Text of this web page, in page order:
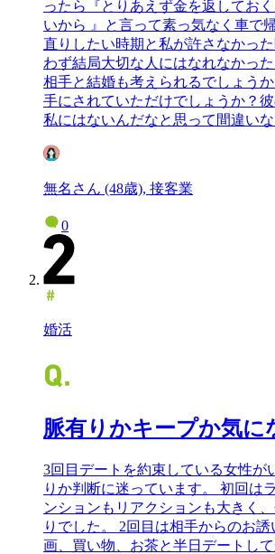
ったら『とりあえず金を返してお
いから 』と言って素っ気なく車で
直りしたい時期と私が許さなかっ
わず結局大切な人にはなれなかっ
相手と結婚も考えられるでしょう
手にされていただけでしょうか？彼
私にはないんだなと思って間違い
無名さん (48歳), 接客業
0
婚活
脈有りかキープか気に
3回目デートを約束している女性が
りか判断に迷っています。 初回は
ンションもリアクションも大きく
りでした。 2回目は相手からのお
画、買い物、お茶と半日デートし